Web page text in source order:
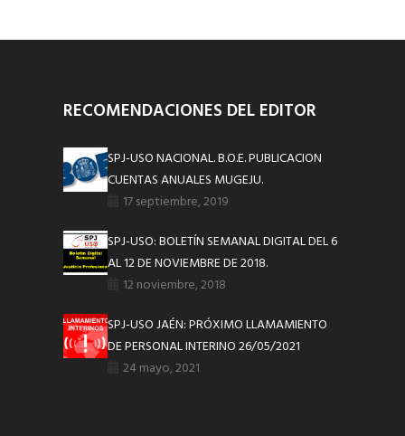
RECOMENDACIONES DEL EDITOR
SPJ-USO NACIONAL. B.O.E. PUBLICACION
CUENTAS ANUALES MUGEJU.
17 septiembre, 2019
SPJ-USO: BOLETÍN SEMANAL DIGITAL DEL 6
AL 12 DE NOVIEMBRE DE 2018.
12 noviembre, 2018
SPJ-USO JAÉN: PRÓXIMO LLAMAMIENTO
DE PERSONAL INTERINO 26/05/2021
24 mayo, 2021